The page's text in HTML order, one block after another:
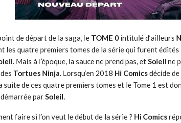
de départ de la saga, le TOME 0 intitulé d’ailleurs
les quatre premiers tomes de la série qui furent édités
. Mais à l’époque, la sauce ne prend pas, etSoleil ne
Tortues Ninja. Lorsqu’en 2018 Hi Comicsdécide
suite de ces quatre premiers tomes et le Tome 1 est
parSoleil.
faire si l’on veut le début de la série ? Hi Comics